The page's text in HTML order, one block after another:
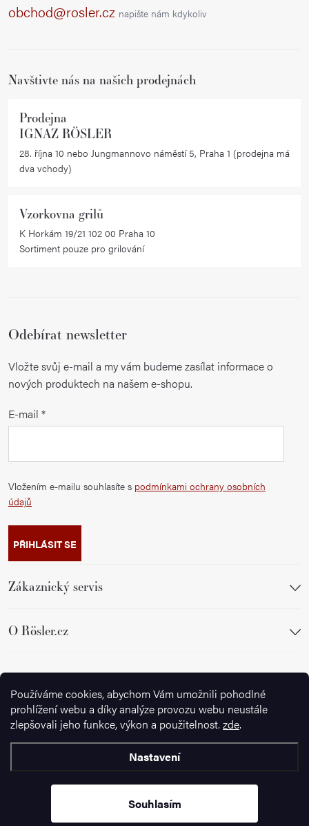
Používáme cookies, abychom Vám umožnili pohodlné
prohlížení webu a díky analýze provozu webu neustále
zlepšovali jeho funkce, výkon a použitelnost. zde.
Nastavení
Souhlasím
c
r
u
obchod@rosler.cz napište nám kdykoliv
Navštivte nás na našich prodejnách
Prodejna
IGNAZ RÖSLER
28. října 10 nebo Jungmannovo náměstí 5, Praha 1 (prodejna má
dva vchody)
Vzorkovna grilů
K Horkám 19/21 102 00 Praha 10
Sortiment pouze pro grilování
Odebírat newsletter
Vložte svůj e-mail a my vám budeme zasílat informace o
nových produktech na našem e-shopu.
E-mail
Vložením e-mailu souhlasíte s podmínkami ochrany osobních
údajů
PŘIHLÁSIT SE
Zákaznický servis
O Rösler.cz
Sledujte nás
nastavení cookies